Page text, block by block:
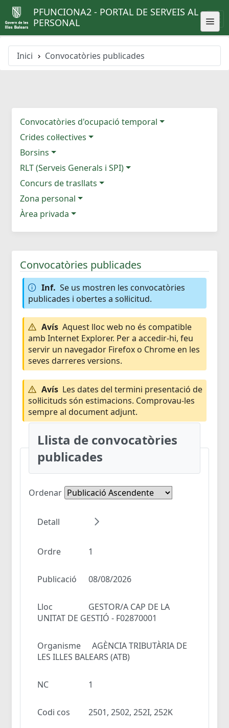
PFUNCIONA2 - PORTAL DE SERVEIS AL
PERSONAL
Inici Convocatòries publicades
Convocatòries d'ocupació temporal
Crides col·lectives
Borsins
RLT (Serveis Generals i SPI)
Concurs de trasllats
Zona personal
Àrea privada
Convocatòries publicades
Inf. Se us mostren les convocatòries
publicades i obertes a sol·licitud.
Avís Aquest lloc web no és compatible
amb Internet Explorer. Per a accedir-hi, feu
servir un navegador Firefox o Chrome en les
seves darreres versions.
Avís Les dates del termini presentació de
sol·licituds són estimacions. Comprovau-les
sempre al document adjunt.
Llista de convocatòries
publicades
Ordenar
Detall
Ordre 1
Publicació 08/08/2026
Lloc
GESTOR/A CAP DE LA
UNITAT DE GESTIÓ - F02870001
Organisme
AGÈNCIA TRIBUTÀRIA DE
LES ILLES BALEARS (ATB)
NC 1
Codi cos 2501, 2502, 252I, 252K